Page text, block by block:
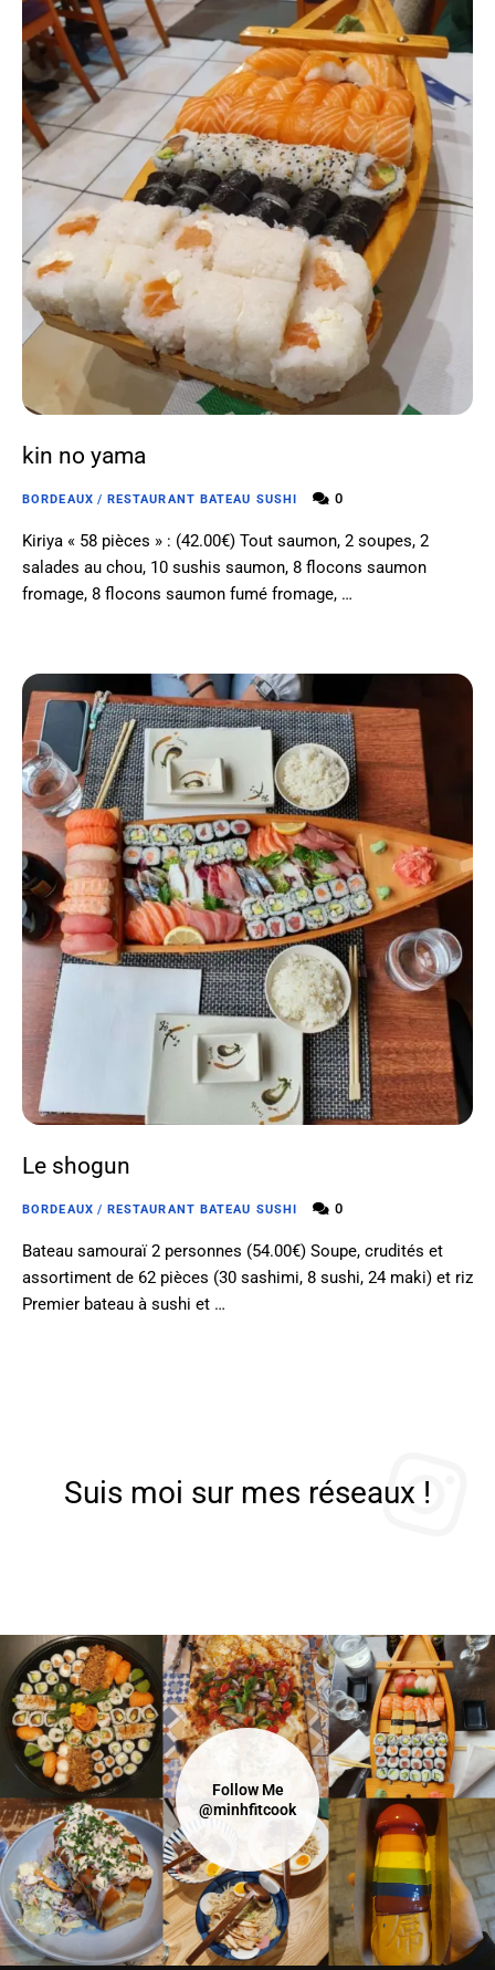
kin no yama
BORDEAUX / RESTAURANT BATEAU SUSHI 0
Kiriya « 58 pièces » : (42.00€) Tout saumon, 2 soupes, 2
salades au chou, 10 sushis saumon, 8 flocons saumon
fromage, 8 flocons saumon fumé fromage, …
Le shogun
BORDEAUX / RESTAURANT BATEAU SUSHI 0
Bateau samouraï 2 personnes (54.00€) Soupe, crudités et
assortiment de 62 pièces (30 sashimi, 8 sushi, 24 maki) et riz
Premier bateau à sushi et …
Suis moi sur mes réseaux !
Follow Me
@minhfitcook